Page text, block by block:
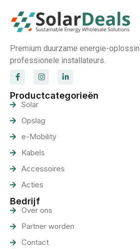
Premium duurzame energie-
professionele installateurs.
Productcategorieën
Solar
Opslag
e-Mobility
Kabels
Accessoires
Acties
Bedrijf
Over ons
Partner worden
Contact